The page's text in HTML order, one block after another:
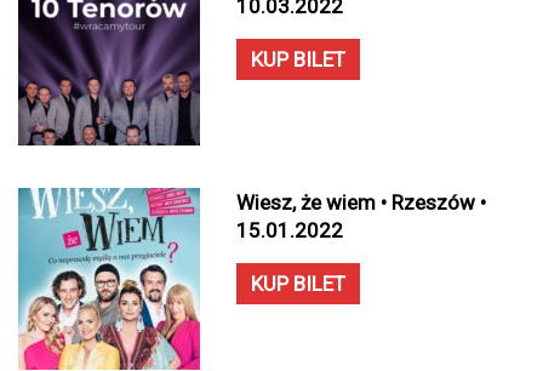
10.03.2022
KUP BILET
Wiesz, że wiem • Rzeszów •
15.01.2022
KUP BILET